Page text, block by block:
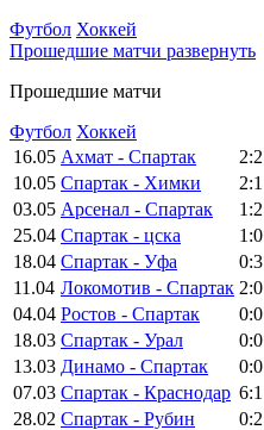
Футбол Хоккей
Прошедшие матчи развернуть
Прошедшие матчи
Футбол Хоккей
16.05 Ахмат - Спартак 2:2
10.05 Спартак - Химки 2:1
03.05 Арсенал - Спартак 1:2
25.04 Спартак - цска 1:0
18.04 Спартак - Уфа 0:3
11.04 Локомотив - Спартак 2:0
04.04 Ростов - Спартак 0:0
18.03 Спартак - Урал 0:0
13.03 Динамо - Спартак 0:0
07.03 Спартак - Краснодар 6:1
28.02 Спартак - Рубин 0:2